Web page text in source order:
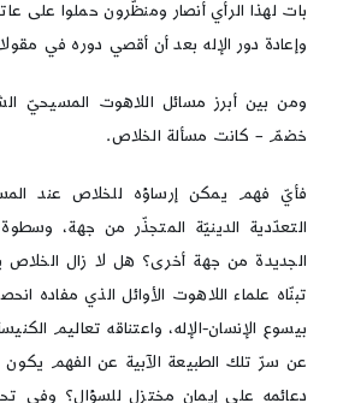
بات لهذا الرأي أنصار ومنظّرون حملوا على
وإعادة دور الإله بعد أن أقصي دوره في
ومن بين أبرز مسائل اللاهوت المسيحيّ
خضمّ – كانت مسألة الخلاص.
فأيّ فهم يمكن إرساؤه للخلاص عند
التعدّدية الدينيّة المتجذّر من جهة،
الجديدة من جهة أخرى؟ هل لا زال الخلاص
تبنّاه علماء اللاهوت الأوائل الذي مفاده
بيسوع الإنسان-الإله، واعتناقه تعاليم
عن سرّ تلك الطبيعة الآبية عن الفهم
دعائمه على إيمان مختزل للسؤال؟ وفي